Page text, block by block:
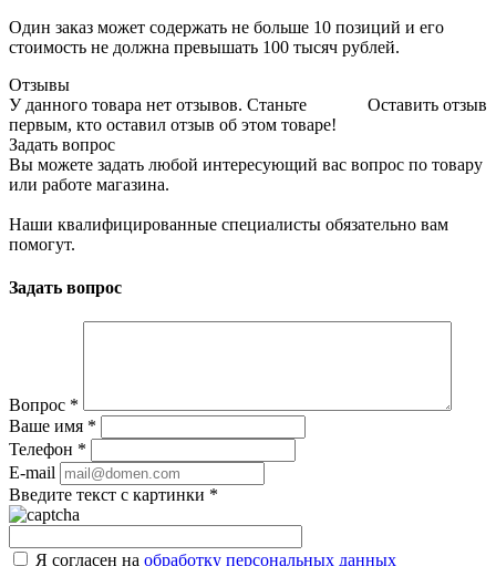
Один заказ может содержать не больше 10 позиций и его
стоимость не должна превышать 100 тысяч рублей.
Отзывы
Оставить отзыв
У данного товара нет отзывов. Станьте
первым, кто оставил отзыв об этом товаре!
Задать вопрос
Вы можете задать любой интересующий вас вопрос по товару
или работе магазина.
Наши квалифицированные специалисты обязательно вам
помогут.
Задать вопрос
Вопрос *
Ваше имя *
Телефон *
E-mail
Введите текст с картинки *
Я согласен на обработку персональных данных